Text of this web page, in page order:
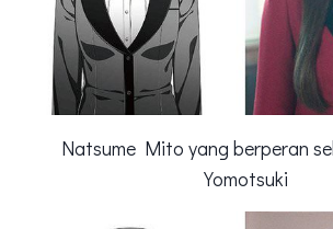
Natsume Mito yang berperan
Yomotsuki